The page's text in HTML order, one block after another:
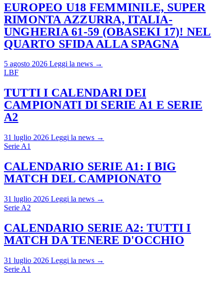
EUROPEO U18 FEMMINILE, SUPER
RIMONTA AZZURRA, ITALIA-
UNGHERIA 61-59 (OBASEKI 17)! NEL
QUARTO SFIDA ALLA SPAGNA
5 agosto 2026 Leggi la news →
LBF
TUTTI I CALENDARI DEI
CAMPIONATI DI SERIE A1 E SERIE
A2
31 luglio 2026 Leggi la news →
Serie A1
CALENDARIO SERIE A1: I BIG
MATCH DEL CAMPIONATO
31 luglio 2026 Leggi la news →
Serie A2
CALENDARIO SERIE A2: TUTTI I
MATCH DA TENERE D'OCCHIO
31 luglio 2026 Leggi la news →
Serie A1